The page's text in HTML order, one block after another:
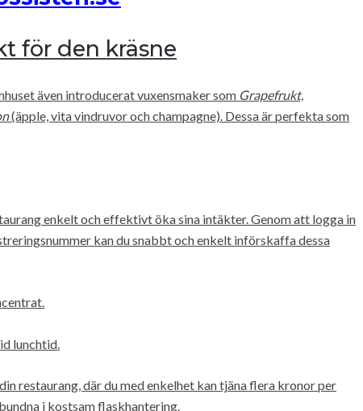
för den kräsne
även introducerat vuxensmaker som Grapefrukt,
(äpple, vita vindruvor och champagne). Dessa är perfekta som
enkelt och effektivt öka sina intäkter. Genom att logga in
kan du snabbt och enkelt införskaffa dessa
lunchtid.
restaurang, där du med enkelhet kan tjäna flera kronor per
i kostsam flaskhantering.